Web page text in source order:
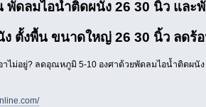
พัดลมไอน้ำติดผนัง 26 30 นิ้ว และ
ตั้งพื้น ขนาดใหญ่ 26 30 นิ้ว ลดร้
าไม่อยู่? ลดอุณหภูมิ 5-10 องศาด้วยพัดลมไอน้ำติด